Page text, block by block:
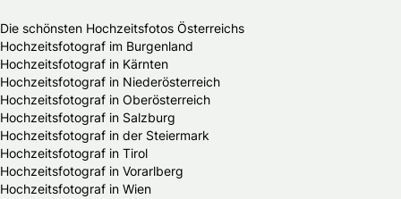
Die schönsten Hochzeitsfotos Österreichs
Hochzeitsfotograf im Burgenland
Hochzeitsfotograf in Kärnten
Hochzeitsfotograf in Niederösterreich
Hochzeitsfotograf in Oberösterreich
Hochzeitsfotograf in Salzburg
Hochzeitsfotograf in der Steiermark
Hochzeitsfotograf in Tirol
Hochzeitsfotograf in Vorarlberg
Hochzeitsfotograf in Wien